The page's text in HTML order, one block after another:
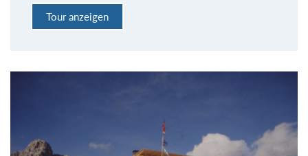
Tour anzeigen